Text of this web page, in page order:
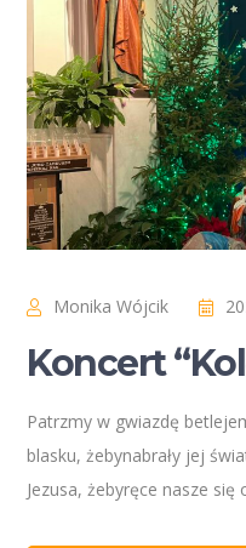
Monika Wójcik
Koncert
Patrzmy w gwiazdę
blasku, żebynabrały jej
Jezusa, żebyręce nasze się